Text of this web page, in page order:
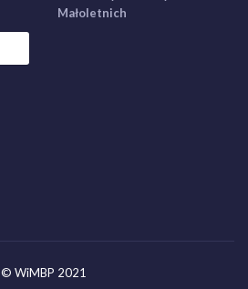
Małoletnich
© WiMBP 2021